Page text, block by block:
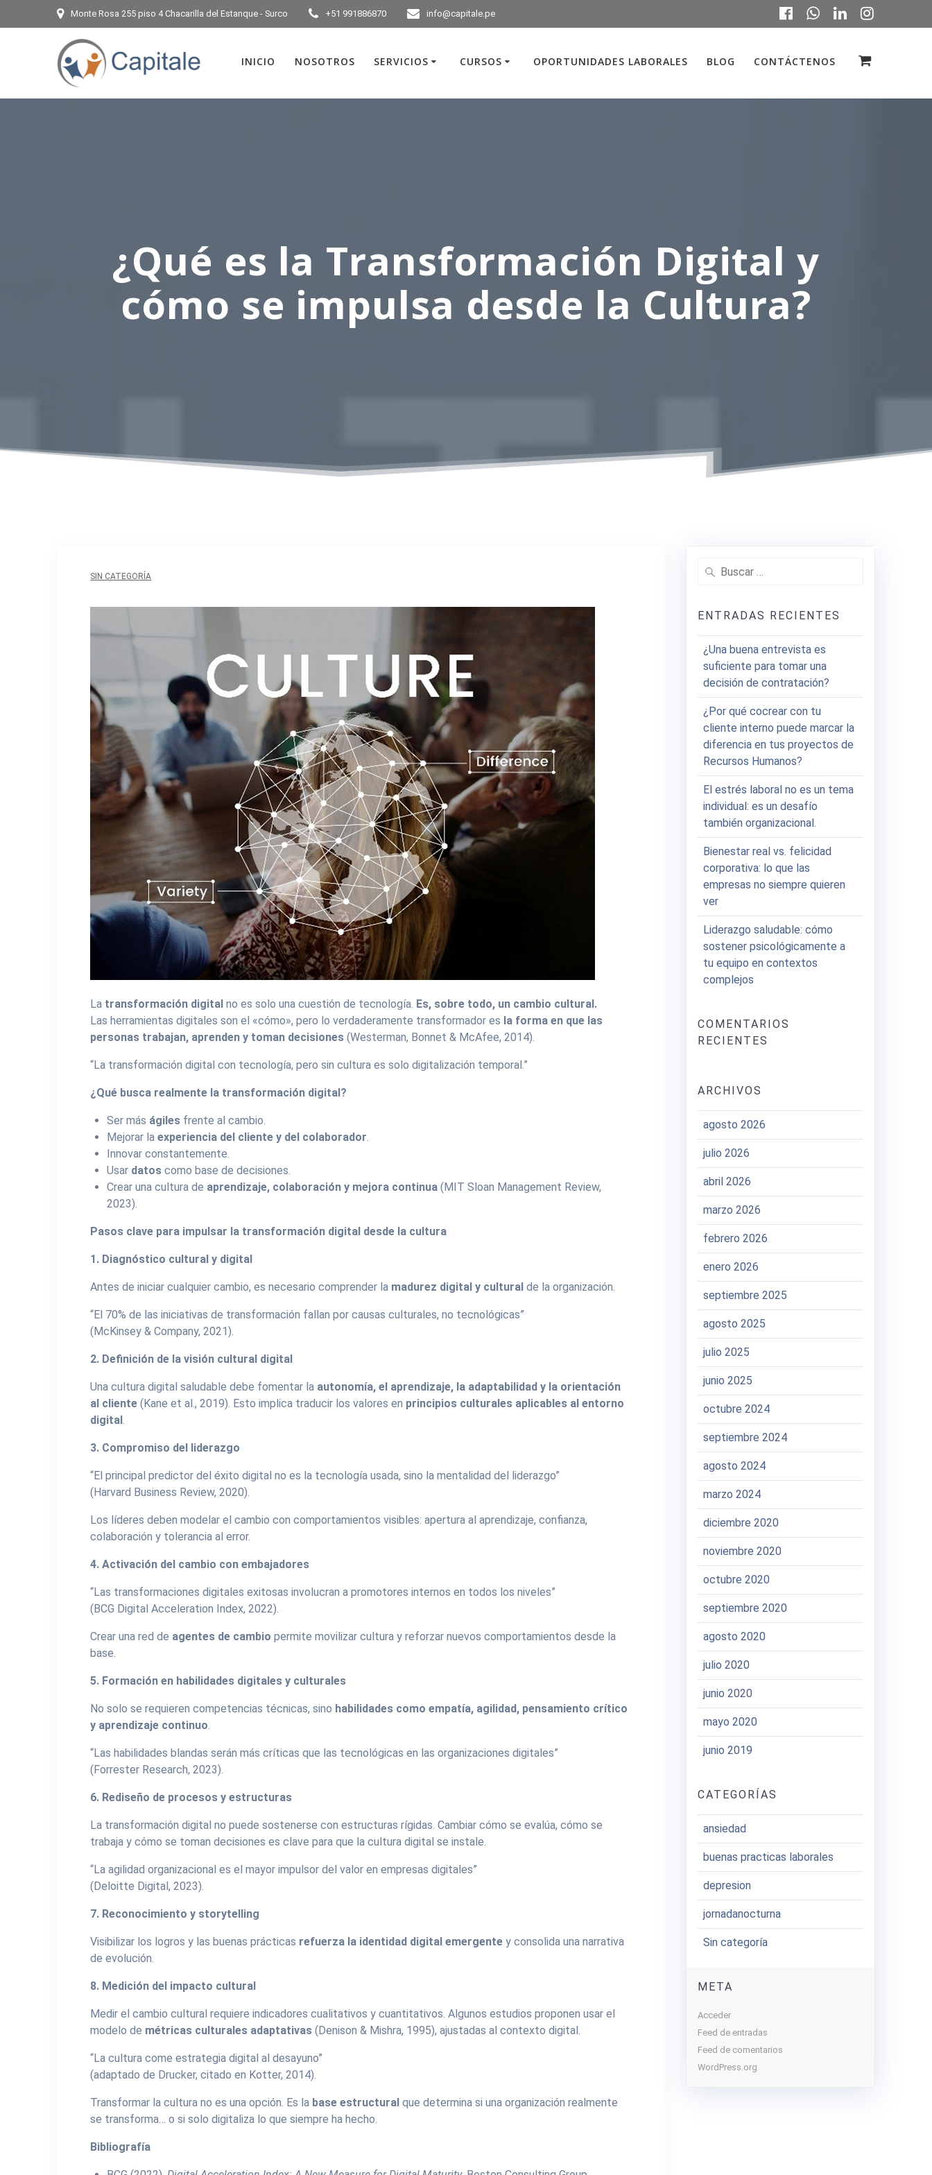
Monte Rosa 255 piso 4 Chacarilla del Estanque - Surco +51 991886870 info@capitale.pe
INICIO NOSOTROS SERVICIOS CURSOS OPORTUNIDADES LABORALES BLOG CONTÁCTENOS
¿Qué es la Transformación Digital y
cómo se impulsa desde la Cultura?
SIN CATEGORÍA
La transformación digital no es solo una cuestión de tecnología. Es, sobre todo, un cambio cultural.
Las herramientas digitales son el «cómo», pero lo verdaderamente transformador es la forma en que las
personas trabajan, aprenden y toman decisiones (Westerman, Bonnet & McAfee, 2014).
“La transformación digital con tecnología, pero sin cultura es solo digitalización temporal.”
¿Qué busca realmente la transformación digital?
Ser más ágiles frente al cambio.
Mejorar laexperiencia del cliente y del colaborador.
Innovar constantemente.
Usar datos como base de decisiones.
Crear una cultura de aprendizaje, colaboración y mejora continua (MIT Sloan Management Review,
2023).
Pasos clave para impulsar la transformación digital desde la cultura
1. Diagnóstico cultural y digital
Antes de iniciar cualquier cambio, es necesario comprender la madurez digital y cultural de la organización.
“El 70% de las iniciativas de transformación fallan por causas culturales, no tecnológicas”
(McKinsey & Company, 2021).
2. Definición de la visión cultural digital
Una cultura digital saludable debe fomentar la autonomía, el aprendizaje, la adaptabilidad y la orientación
al cliente (Kane et al., 2019). Esto implica traducir los valores en principios culturales aplicables al entorno
digital.
3. Compromiso del liderazgo
“El principal predictor del éxito digital no es la tecnología usada, sino la mentalidad del liderazgo”
(Harvard Business Review, 2020).
Los líderes deben modelar el cambio con comportamientos visibles: apertura al aprendizaje, confianza,
colaboración y tolerancia al error.
4. Activación del cambio con embajadores
“Las transformaciones digitales exitosas involucran a promotores internos en todos los niveles”
(BCG Digital Acceleration Index, 2022).
Crear una red de agentes de cambio permite movilizar cultura y reforzar nuevos comportamientos desde la
base.
5. Formación en habilidades digitales y culturales
No solo se requieren competencias técnicas, sino habilidades como empatía, agilidad, pensamiento crítico
y aprendizaje continuo.
“Las habilidades blandas serán más críticas que las tecnológicas en las organizaciones digitales”
(Forrester Research, 2023).
6. Rediseño de procesos y estructuras
La transformación digital no puede sostenerse con estructuras rígidas. Cambiar cómo se evalúa, cómo se
trabaja y cómo se toman decisiones es clave para que la cultura digital se instale.
“La agilidad organizacional es el mayor impulsor del valor en empresas digitales”
(Deloitte Digital, 2023).
7. Reconocimiento y storytelling
Visibilizar los logros y las buenas prácticas refuerza la identidad digital emergente y consolida una narrativa
de evolución.
8. Medición del impacto cultural
Medir el cambio cultural requiere indicadores cualitativos y cuantitativos. Algunos estudios proponen usar el
modelo de métricas culturales adaptativas (Denison & Mishra, 1995), ajustadas al contexto digital.
“La cultura come estrategia digital al desayuno”
(adaptado de Drucker, citado en Kotter, 2014).
Transformar la cultura no es una opción. Es la base estructural que determina si una organización realmente
se transforma… o si solo digitaliza lo que siempre ha hecho.
Bibliografía
Buscar:
ENTRADAS RECIENTES
¿Una buena entrevista es
suficiente para tomar una
decisión de contratación?
¿Por qué cocrear con tu
cliente interno puede marcar la
diferencia en tus proyectos de
Recursos Humanos?
El estrés laboral no es un tema
individual: es un desafío
también organizacional.
Bienestar real vs. felicidad
corporativa: lo que las
empresas no siempre quieren
ver
Liderazgo saludable: cómo
sostener psicológicamente a
tu equipo en contextos
complejos
COMENTARIOS
RECIENTES
ARCHIVOS
agosto 2026
julio 2026
abril 2026
marzo 2026
febrero 2026
enero 2026
septiembre 2025
agosto 2025
julio 2025
junio 2025
octubre 2024
septiembre 2024
agosto 2024
marzo 2024
diciembre 2020
noviembre 2020
octubre 2020
septiembre 2020
agosto 2020
julio 2020
junio 2020
mayo 2020
junio 2019
CATEGORÍAS
ansiedad
buenas practicas laborales
depresion
jornadanocturna
Sin categoría
META
Acceder
Feed de entradas
Feed de comentarios
WordPress.org